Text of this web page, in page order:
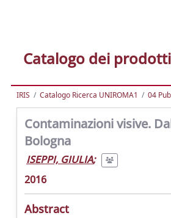
Catalogo dei
IRIS Catalogo Ricerca UNIROMA1 04
Contaminazioni visive.
Bologna
ISEPPI, GIULIA;
2016
Abstract